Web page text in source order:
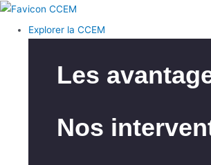
Explorer la CCEM
Les
Nos